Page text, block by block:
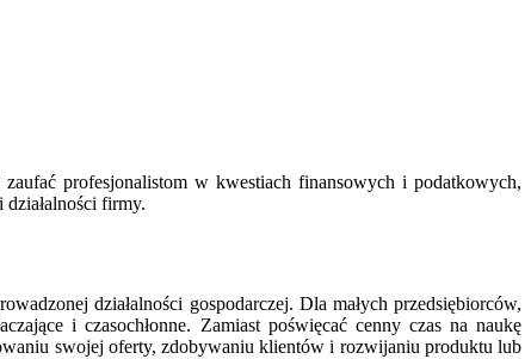
profesjonalistom w kwestiach finansowych i podatkowych,
firmy.
działalności gospodarczej. Dla małych przedsiębiorców,
i czasochłonne. Zamiast poświęcać cenny czas na naukę
swojej oferty, zdobywaniu klientów i rozwijaniu produktu lub